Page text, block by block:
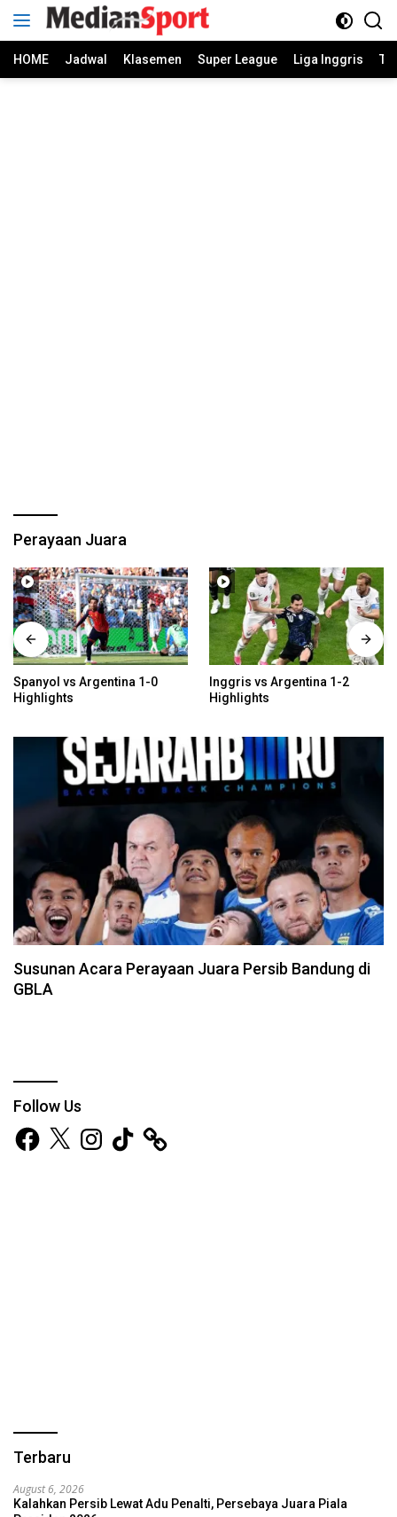
HOME Jadwal Klasemen Super League Liga Inggris
Perayaan Juara
Inggris vs Argentina 1-2
Highlights
Meksiko vs Inggris 2-3
Highlights
Susunan Acara Perayaan Juara Persib Bandung di
GBLA
Follow Us
Facebook
X Instagram
TikTok
Terbaru
August 6, 2026
Kalahkan Persib Lewat Adu Penalti, Persebaya Juara Piala